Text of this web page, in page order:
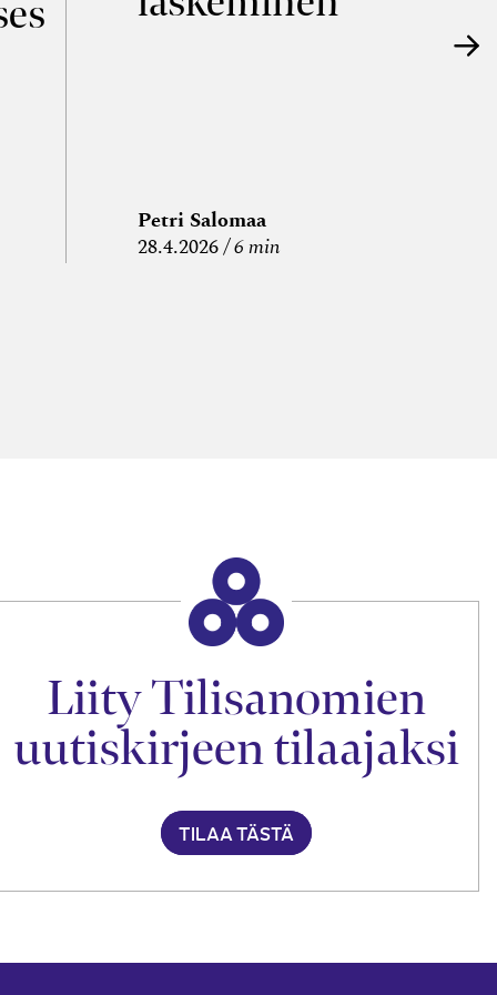
Petri Salomaa
28.4.2026 6 min
Liity Tilisanomien
uutiskirjeen tilaajaksi
TILAA TÄSTÄ